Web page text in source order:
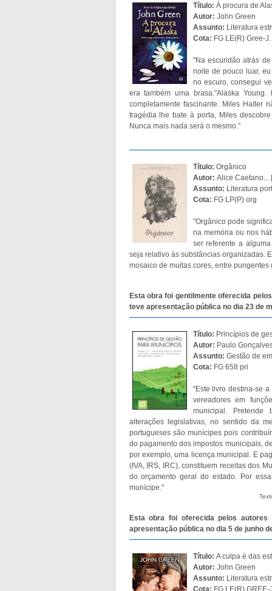
Título: À procura de
Autor: John Green
Assunto: Literatura
Cota: FG LE(R) Gree-
"Na escuridão atrás
noite de pouco luar,
no escuro, consegui
era também uma brasa."Alaska Young.
completamente fascinante. Miles Halter
tragédia lhe bate à porta, Miles
Nunca mais nada será o mesmo."
Título: Orgânico
Autor: Alice Caetano...
Assunto: Literatura
Cota: FG LP(P) org
"Orgânico pode
na memória ou nos
ser referente a
seja relativo às substâncias organizadas.
mosaico de muitas cores, entre
Esta obra foi gentilmente oferecida
teve apresentação pública no dia 23 de
Título: Princípios de
Autor: Paulo
Assunto: Gestão de
Cota: FG 658 pri
"Este livro destina-se
vereadores em
municipal. Pretende
alterações legislativas, no sentido da
portugueses são munícipes pois
do pagamento dos impostos municipais,
por exemplo, uma licença municipal. E
(IVA, IRS, IRC), constituem receitas dos
do orçamento geral do estado. Por
munícipe."
Esta obra foi oferecida pelos
apresentação pública no dia 5 de junho
Título: A culpa é das
Autor: John Green
Assunto: Literatura
Cota: FG LE(R) GREE-